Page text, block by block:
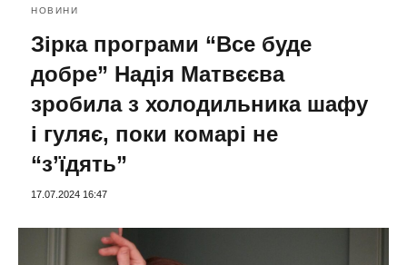
НОВИНИ
Зірка програми “Все буде
добре” Надія Матвєєва
зробила з холодильника шафу
і гуляє, поки комарі не
“з’їдять”
17.07.2024 16:47